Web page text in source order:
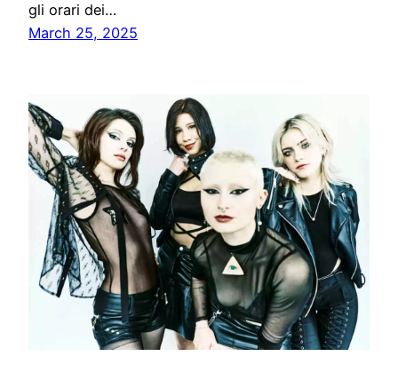
gli orari dei…
March 25, 2025